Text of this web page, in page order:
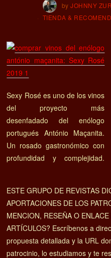
byJOHNNY
TIENDA &
Sexy Rosé es uno de los vinos
del proyecto más
desenfadado del enólogo
portugués António Maçanita.
Un rosado gastronómico con
profundidad y complejidad.
ESTE GRUPO DE REVISTAS
APORTACIONES DE LOS
MENCION, RESEÑA O
ARTÍCULOS? Escríbenos a
propuesta detallada y la URL
patrocinio, lo estudiamos y te